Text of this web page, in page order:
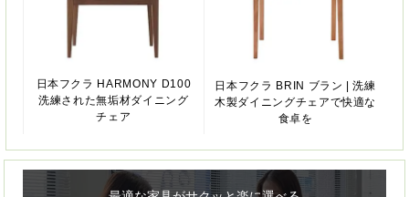
日本フクラ HARMONY D100
洗練された無垢材ダイニング
チェア
日本フクラ BRIN ブラン | 洗練
木製ダイニングチェアで快適な
食卓を